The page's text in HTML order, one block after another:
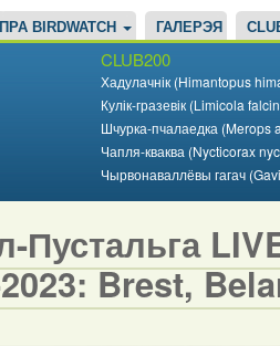
ПРА BIRDWATCH ГАЛЕРЭЯ
CLUB200
Хадулачнік (Himantopus
Кулік-гразевік (Limicola
Шчурка-пчалаедка (Merops
Чапля-кваква (Nycticorax
Чырвонаваллёвы гагач
Пустальга
Brest,